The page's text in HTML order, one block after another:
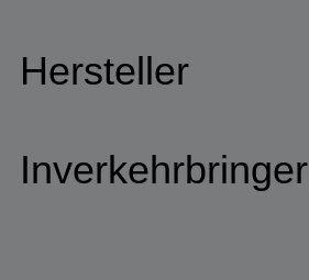
Hersteller
Inverkehrbringer